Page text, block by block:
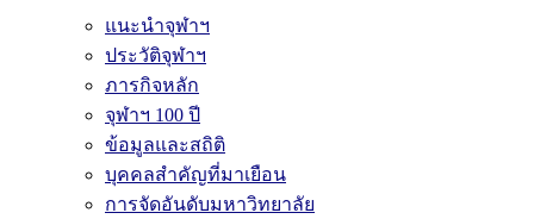
แนะนำจุฬาฯ
ประวัติจุฬาฯ
ภารกิจหลัก
จุฬาฯ 100 ปี
ข้อมูลและสถิติ
บุคคลสำคัญที่มาเยือน
การจัดอันดับมหาวิทยาลัย